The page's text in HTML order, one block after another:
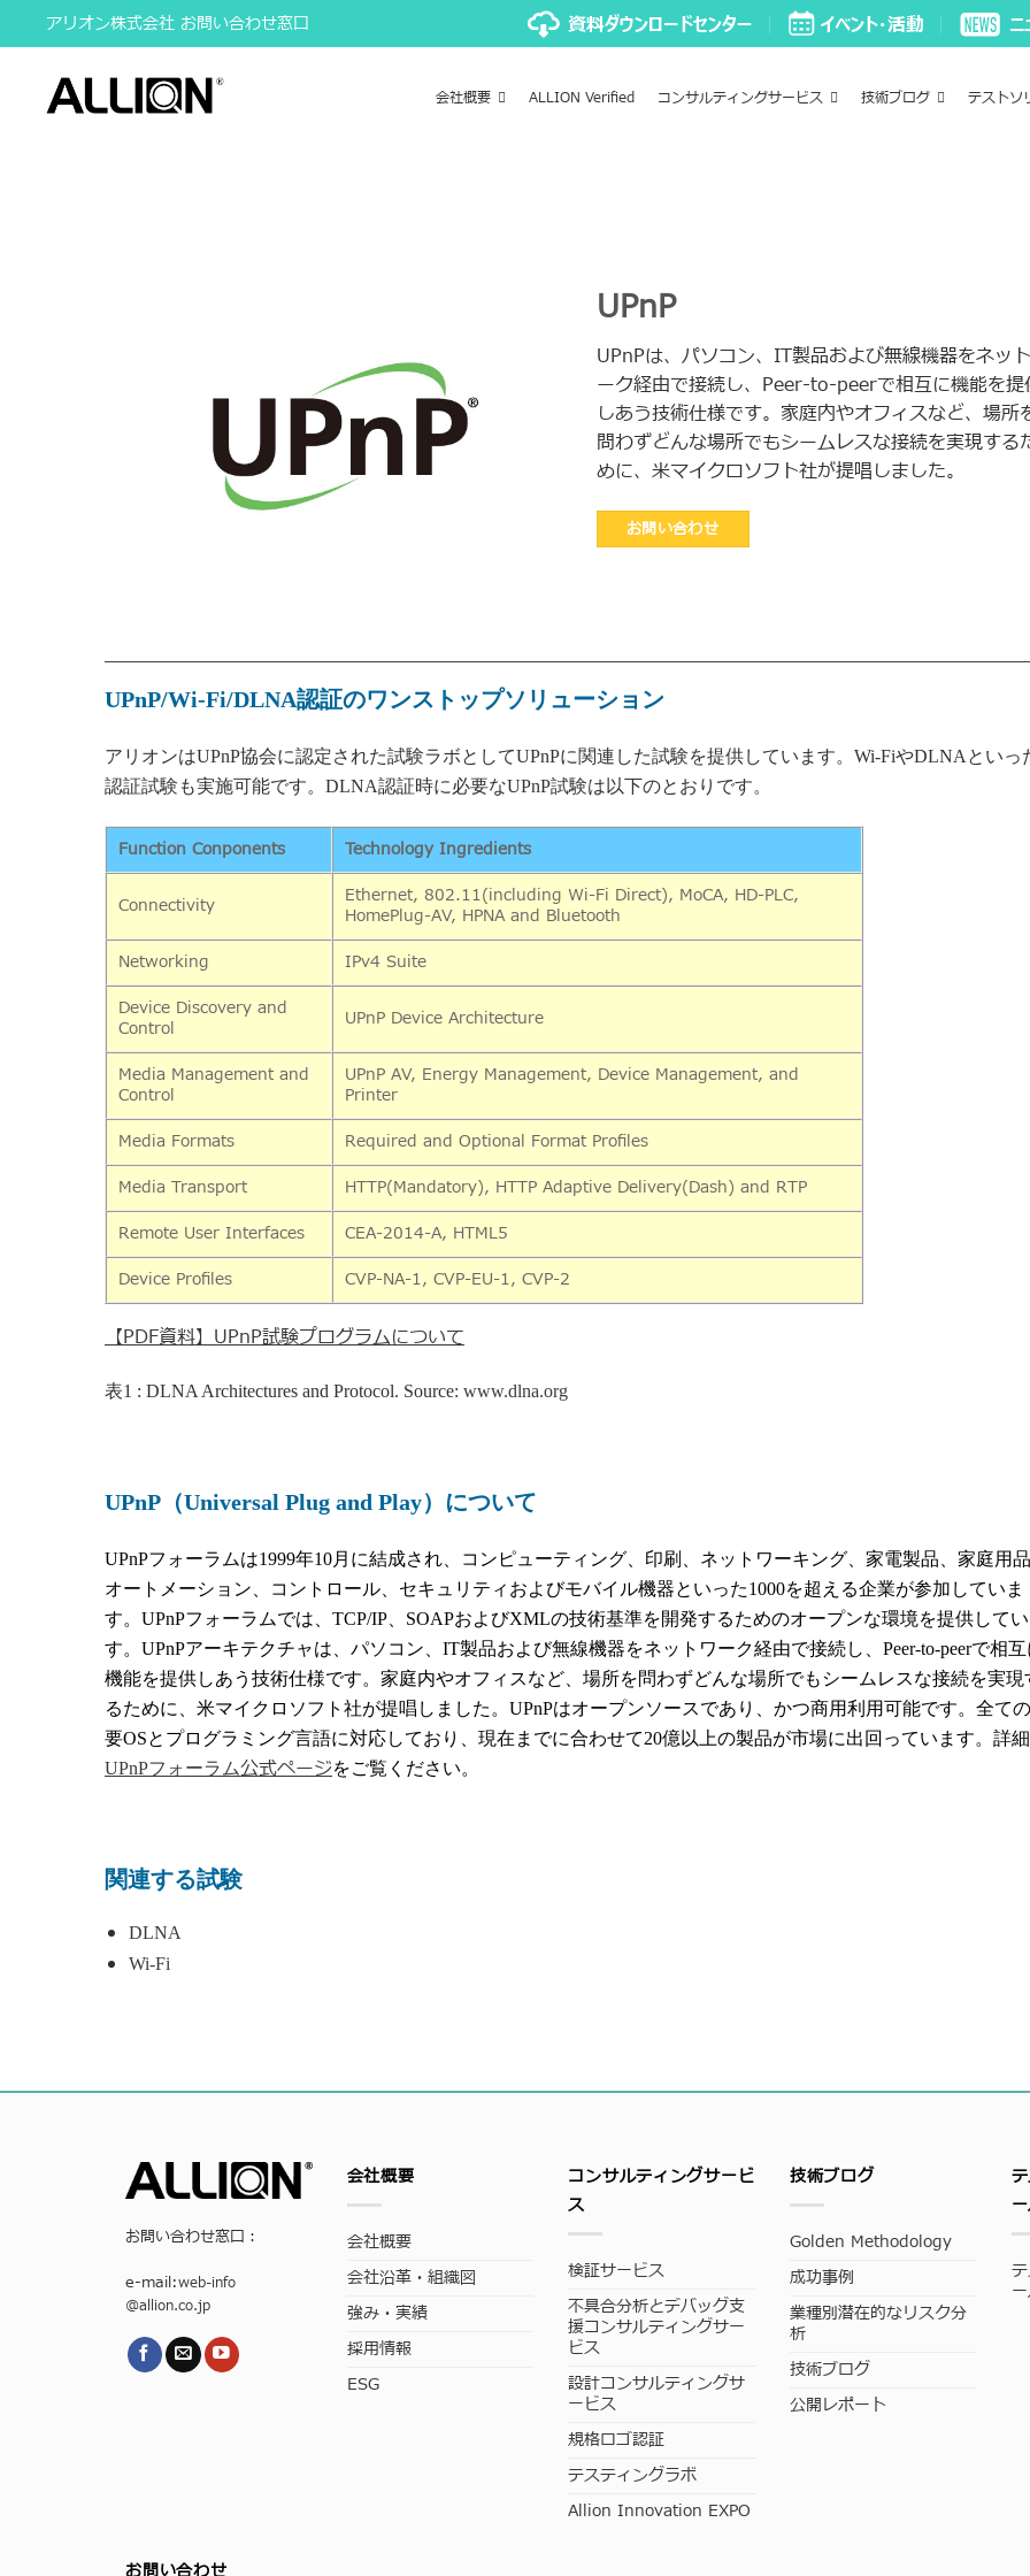
to
content
アリオン株式会社 お問い合わせ窓口
会社概要 ALLION Verified コンサルティングサービス 技術ブログ テストソ
UPnP
UPnPは、パソコン、IT製品および無線機器をネッ
ーク経由で接続し、Peer-to-peerで相互に機能を提
しあう技術仕様です。家庭内やオフィスなど、場所
問わずどんな場所でもシームレスな接続を実現する
めに、米マイクロソフト社が提唱しました。
お問い合わせ
UPnP/Wi-Fi/DLNA認証のワンストップソリューション
アリオンはUPnP協会に認定された試験ラボとしてUPnPに関連した試験を提供しています。 Wi-FiやDLNA といっ
認証試験も実施可能です。 DLNA認証時に必要なUPnP試験は以下のとおりです。
Function Conponents Technology Ingredients
Connectivity
Ethernet, 802.11(including Wi-Fi Direct), MoCA, HD-PLC,
HomePlug-AV, HPNA and Bluetooth
Networking
IPv4 Suite
Device Discovery and
Control
UPnP Device Architecture
Media Management and
Control
UPnP AV, Energy Management, Device Management, and
Printer
Media Formats
Required and Optional Format Profiles
Media Transport
HTTP(Mandatory), HTTP Adaptive Delivery(Dash) and RTP
Remote User Interfaces
CEA-2014-A, HTML5
Device Profiles
CVP-NA-1, CVP-EU-1, CVP-2
【PDF資料】UPnP試験プログラムについて
表1 : DLNA Architectures and Protocol. Source: www.dlna.org
UPnP （Universal Plug and Play） について
UPnPフォーラムは1999年10月に結成され、コンピューティング、印刷、ネットワーキング、家電製品、家庭用品
オートメーション、コントロール、セキュリティおよびモバイル機器といった1000を超える企業が参加していま
す。 UPnPフォーラムでは、 TCP/IP SOAPおよびXMLの技術基準を開発するためのオープンな環境を提供してい
す。 UPnPアーキテクチャは、パソコン、 IT製品および無線機器をネットワーク経由で接続し、 Peer-to-peerで相互
機能を提供しあう技術仕様です。家庭内やオフィスなど、場所を問わずどんな場所でもシームレスな接続を実現
るために、米マイクロソフト社が提唱しました。 UPnPはオープンソースであり、かつ商用利用可能です。全て
要OSとプログラミング言語に対応しており、現在までに合わせて20億以上の製品が市場に出回っています。詳
UPnPフォーラム公式ページをご覧ください。
関連する試験
DLNA
Wi-Fi
お問い合わせ窓口：
e-mail:web-info
@allion.co.jp
会社概要
会社概要
会社沿革・組織図
強み・実績
採用情報
ESG
コンサルティングサービ
ス
検証サービス
不具合分析とデバッグ支
援コンサルティングサー
ビス
設計コンサルティングサ
ービス
規格ロゴ認証
テスティングラボ
Allion Innovation EXPO
技術ブログ
Golden Methodology
成功事例
業種別潜在的なリスク分
析
技術ブログ
公開レポート
お問い合わせ